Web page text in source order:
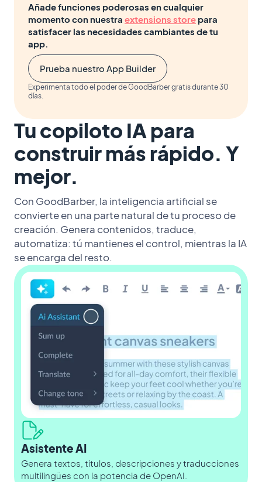
Añade funciones poderosas en cualquier
momento con nuestra extensions store para
satisfacer las necesidades cambiantes de tu
app.
Prueba nuestro App Builder
Experimenta todo el poder de GoodBarber gratis durante 30
días.
Tu copiloto IA para
construir más rápido. Y
mejor.
Con GoodBarber, la inteligencia artificial se
convierte en una parte natural de tu proceso de
creación. Genera contenidos, traduce,
automatiza: tú mantienes el control, mientras la IA
se encarga del resto.
Asistente AI
Genera textos, títulos, descripciones y traducciones
multilingües con la potencia de OpenAI.